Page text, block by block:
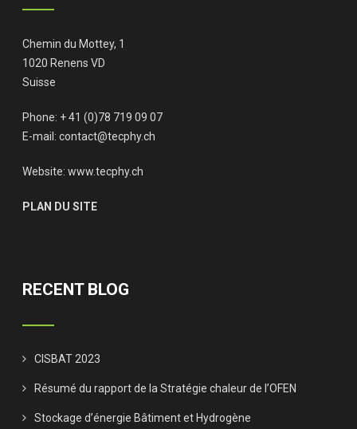
Chemin du Mottey, 1
1020 Renens VD
Suisse
Phone: + 41 (0)78 719 09 07
E-mail:contact@tecphy.ch
Website:www.tecphy.ch
PLAN DU SITE
RECENT BLOG
CISBAT 2023
Résumé du rapport de la Stratégie chaleur de l’OFEN
Stockage d’énergie Bâtiment et Hydrogène